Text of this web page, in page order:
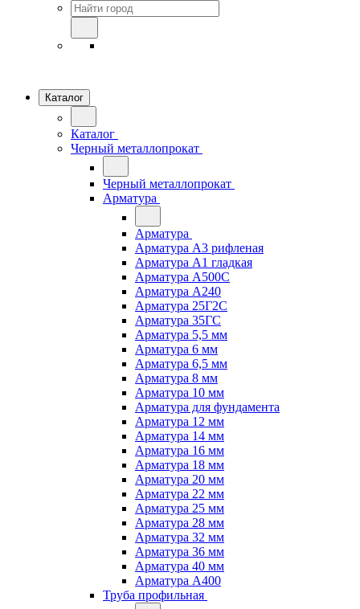
Каталог
Каталог
Черный металлопрокат
Черный металлопрокат
Арматура
Арматура
Арматура А3 рифленая
Арматура А1 гладкая
Арматура А500С
Арматура А240
Арматура 25Г2С
Арматура 35ГС
Арматура 5,5 мм
Арматура 6 мм
Арматура 6,5 мм
Арматура 8 мм
Арматура 10 мм
Арматура для фундамента
Арматура 12 мм
Арматура 14 мм
Арматура 16 мм
Арматура 18 мм
Арматура 20 мм
Арматура 22 мм
Арматура 25 мм
Арматура 28 мм
Арматура 32 мм
Арматура 36 мм
Арматура 40 мм
Арматура А400
Труба профильная